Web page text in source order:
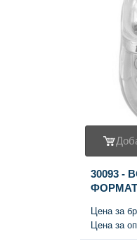
30093 -
Цена за
Цена за